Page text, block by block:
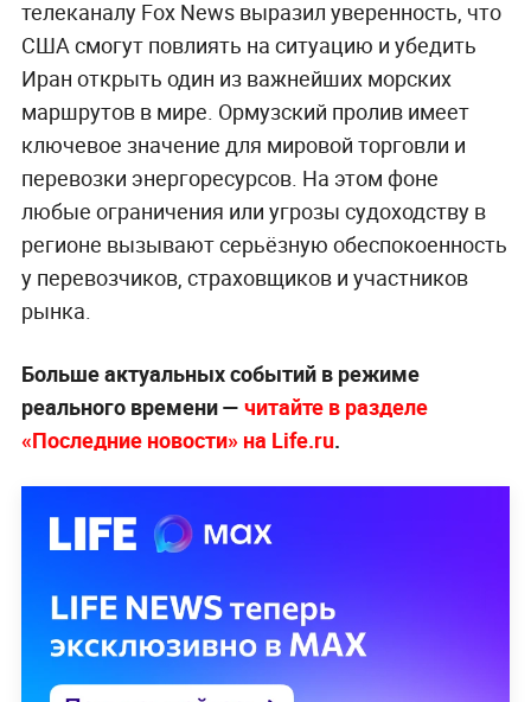
телеканалу Fox News выразил уверенность, что
США смогут повлиять на ситуацию и убедить
Иран открыть один из важнейших морских
маршрутов в мире. Ормузский пролив имеет
ключевое значение для мировой торговли и
перевозки энергоресурсов. На этом фоне
любые ограничения или угрозы судоходству в
регионе вызывают серьёзную обеспокоенность
у перевозчиков, страховщиков и участников
рынка.
Больше актуальных событий в режиме
реального времени — читайте в разделе
«Последние новости» на Life.ru.